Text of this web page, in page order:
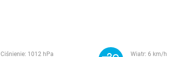
Ciśnienie: 1012 hPa Wiatr: 6 km/h